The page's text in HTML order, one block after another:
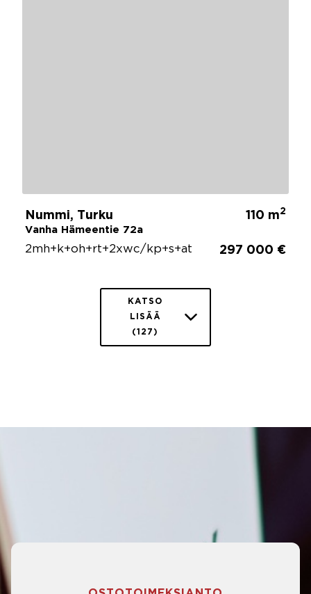
Nummi, Turku
Vanha Hämeentie 72a
110 m2
2mh+k+oh+rt+2xwc/kp+s+at 297 000 €
KATSO
LISÄÄ
(127)